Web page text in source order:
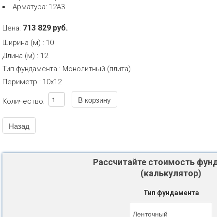
Арматура: 12А3
Цена: 713 829 руб.
Ширина (м) : 10
Длина (м) : 12
Тип фундамента : Монолитный (плита)
Периметр : 10х12
Количество:
Рассчитайте стоимость
(калькулятор)
Тип фундамента